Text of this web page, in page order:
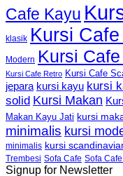
Cafe Kayu
klasik Kursi
Modern Kursi
Kursi Cafe Retro Kursi Cafe
jepara kursi kayu kursi
solid Kursi Makan
Makan Kayu Jati kursi
minimalis kursi
minimalis kursi
Trembesi Sofa Cafe Sofa
Signup for Newsletter